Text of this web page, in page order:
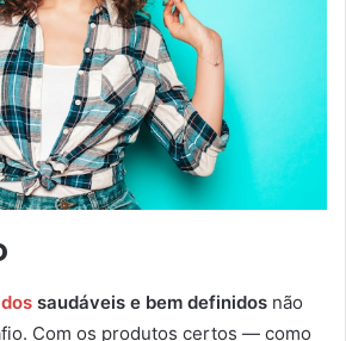
saudáveis e bem definidos não
Com os produtos certos — como